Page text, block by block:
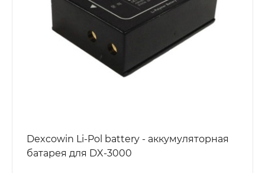
Dexcowin Li-Pol battery - аккумуляторная
батарея для DX-3000